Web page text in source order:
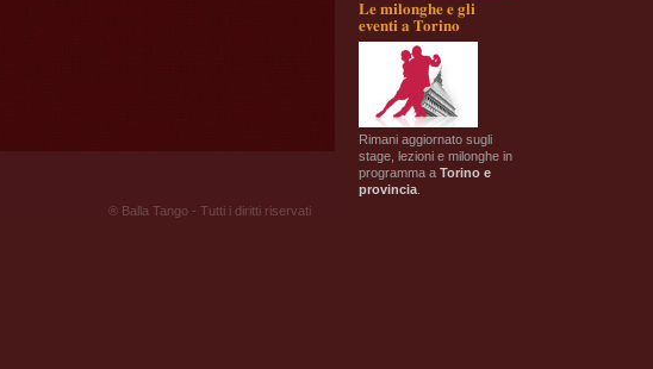
Le milonghe e gli
eventi a Torino
Rimani aggiornato sugli
stage, lezioni e milonghe in
programma a Torino e
provincia
® Balla Tango - Tutti i diritti riservati